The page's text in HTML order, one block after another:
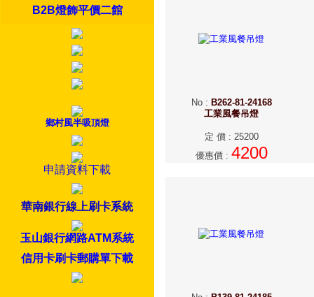
B2B燈飾平價二館
鄉村風半吸頂燈
申請資料下載
華南銀行線上刷卡系統
玉山銀行網路ATM系統
信用卡刷卡郵購單下載
No: B262-81-24168
工業風餐吊燈
定 價: 25200
優惠價: 4200